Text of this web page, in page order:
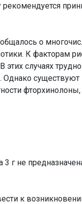
о
К факторам
случаях трудно
Однако существуют
фторхинолоны,
г не
к